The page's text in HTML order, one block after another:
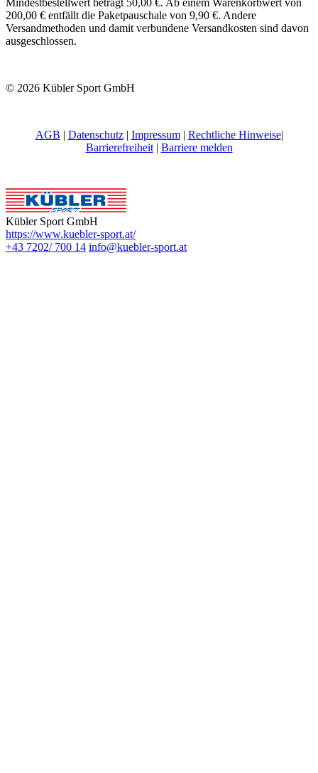
Mindestbestellwert beträgt 50,00 €. Ab einem Warenkorbwert von
200,00 € entfällt die Paketpauschale von 9,90 €. Andere
Versandmethoden und damit verbundene Versandkosten sind davon
ausgeschlossen.
© 2026 Kübler Sport GmbH
AGB | Datenschutz| Impressum| Rechtliche Hinweise|
Barrierefreiheit| Barriere melden
Kübler Sport GmbH
https://www.kuebler-sport.at/
+43 7202/ 700 14 info@kuebler-sport.at